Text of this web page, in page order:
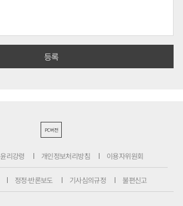
PC버전
윤리강령 개인정보처리방침 이용자위원회
정정·반론보도 기사심의규정 불편신고